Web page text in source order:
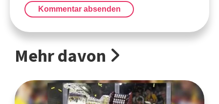
Kommentar absenden
Mehr davon